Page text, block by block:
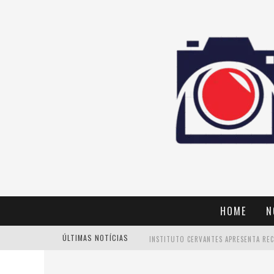
HOME
ÚLTIMAS NOTÍCIAS